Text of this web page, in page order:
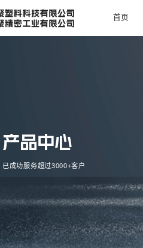
首页
产品中心
已成功服务超过3000+客户